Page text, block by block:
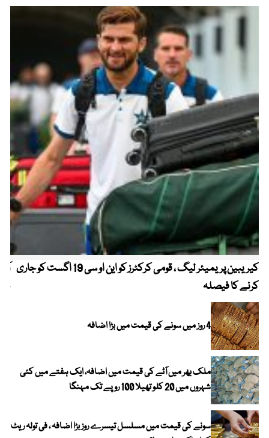
کیریبین پریمیئر لیگ ، قومی کرکٹرز کو این او سی 19 اگست کو جاری
کرنے کا فیصلہ
4 روز میں سونے کی قیمت میں بڑا اضافہ
ملک بھر میں آٹے کی قیمت میں اضافہ، ایک ہفتے میں کئی
شہروں میں 20 کلو تھیلا 100 روپے تک مہنگا
سونے کی قیمت میں مسلسل تیسرے روز بڑا اضافہ ، فی تولہ ریٹ